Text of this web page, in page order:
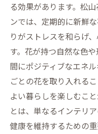
る効果があります。松
ンでは、定期的に新鮮
りがストレスを和らげ
す。花が持つ自然な色
間にポジティブなエネ
ごとの花を取り入れる
よい暮らしを楽しむこ
とは、単なるインテリ
健康を維持するための